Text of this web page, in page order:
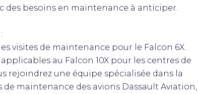
des besoins en maintenance à anticiper.
visites de maintenance pour le Falcon 6X.
au Falcon 10X pour les centres de
rejoindrez une équipe spécialisée dans la
de maintenance des avions Dassault Aviation,